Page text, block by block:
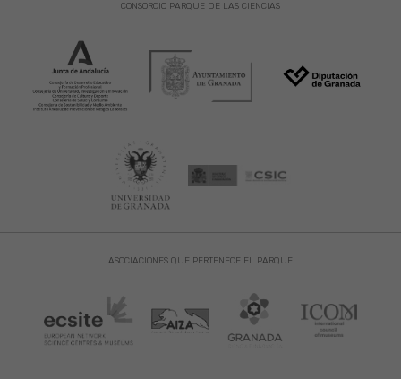
ASOCIACIONES QUE PERTENECE EL PARQUE
CONSORCIO PARQUE DE LAS CIENCIAS